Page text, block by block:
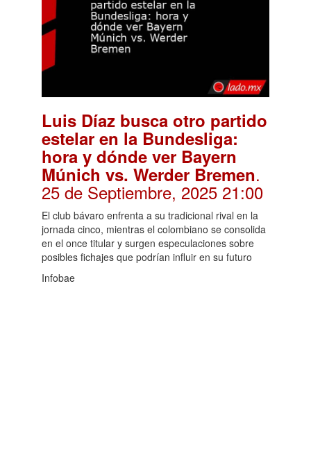
Luis Díaz busca otro partido
estelar en la Bundesliga:
hora y dónde ver Bayern
Múnich vs. Werder Bremen.
25 de Septiembre, 2025 21:00
El club bávaro enfrenta a su tradicional rival en la
jornada cinco, mientras el colombiano se consolida
en el once titular y surgen especulaciones sobre
posibles fichajes que podrían influir en su futuro
Infobae